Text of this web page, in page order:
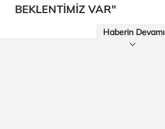
BEKLENTİMİZ VAR"
Haberin Devamı